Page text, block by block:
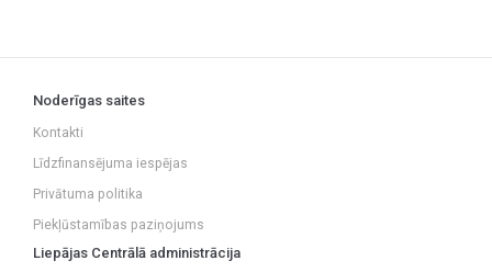
Noderīgas saites
Kontakti
Līdzfinansējuma iespējas
Privātuma politika
Piekļūstamības paziņojums
Liepājas Centrālā administrācija